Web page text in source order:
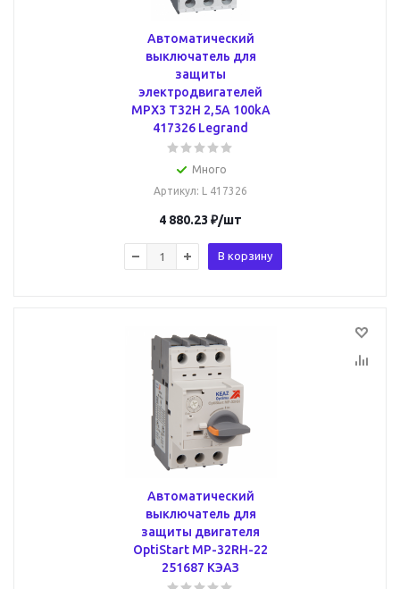
Автоматический
выключатель для
защиты
электродвигателей
MPX3 T32H 2,5A 100kA
417326 Legrand
Много
Артикул: L 417326
4 880.23 ₽/шт
В корзину
Автоматический
выключатель для
защиты двигателя
OptiStart MP-32RH-22
251687 КЭАЗ